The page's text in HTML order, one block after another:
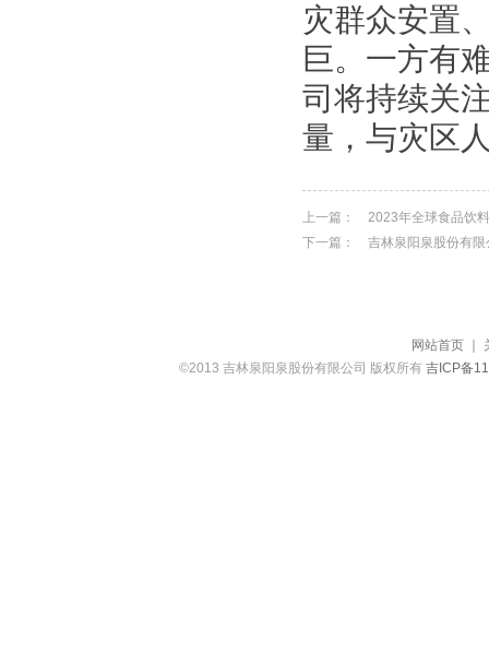
灾群众安置
巨。一方有
司将持续关
量，与灾区
上一篇：
2023年全球食品饮
下一篇：
吉林泉阳泉股份有
网站首页
©2013 吉林泉阳泉股份有限公司 版权所有吉ICP备